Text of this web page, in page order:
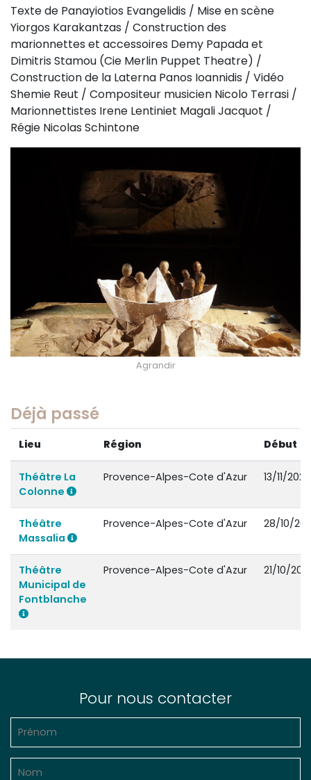
Texte de Panayiotios Evangelidis / Mise en scène
Yiorgos Karakantzas / Construction des
marionnettes et accessoires Demy Papada et
Dimitris Stamou (Cie Merlin Puppet Theatre) /
Construction de la Laterna Panos Ioannidis / Vidéo
Shemie Reut / Compositeur musicien Nicolo Terrasi /
Marionnettistes Irene Lentiniet Magali Jacquot /
Régie Nicolas Schintone
Agrandir
Déjà passé
Lieu Région Début
Théâtre La
Colonne
Provence-Alpes-Cote d'Azur 13/11/2021
Théâtre
Massalia
Provence-Alpes-Cote d'Azur 28/10/
Théâtre
Municipal de
Fontblanche
Provence-Alpes-Cote d'Azur 21/10/2021
Pour nous contacter